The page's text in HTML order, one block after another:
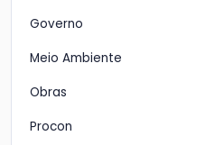
Governo
Meio Ambiente
Obras
Procon